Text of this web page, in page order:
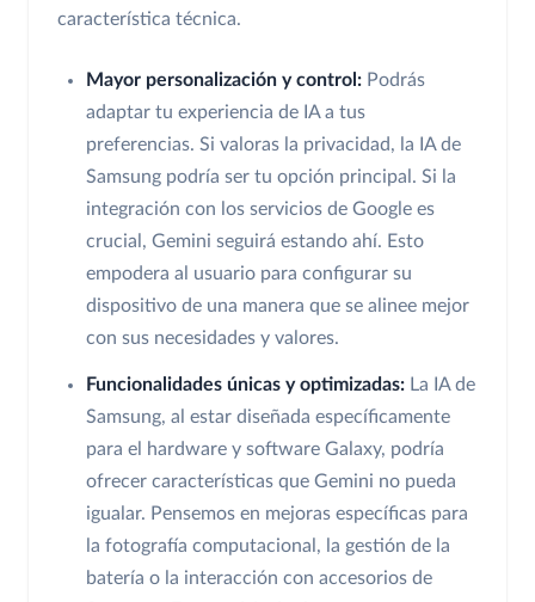
característica técnica.
Mayor personalización y control: Podrás
adaptar tu experiencia de IA a tus
preferencias. Si valoras la privacidad, la IA de
Samsung podría ser tu opción principal. Si la
integración con los servicios de Google es
crucial, Gemini seguirá estando ahí. Esto
empodera al usuario para configurar su
dispositivo de una manera que se alinee mejor
con sus necesidades y valores.
Funcionalidades únicas y optimizadas: La IA de
Samsung, al estar diseñada específicamente
para el hardware y software Galaxy, podría
ofrecer características que Gemini no pueda
igualar. Pensemos en mejoras específicas para
la fotografía computacional, la gestión de la
batería o la interacción con accesorios de